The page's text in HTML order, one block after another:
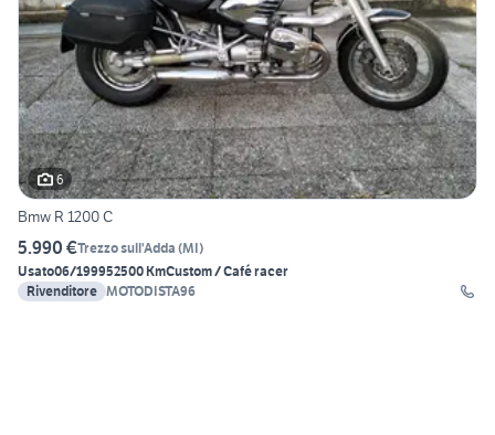
6
Bmw R 1200 C
5.990 €Trezzo sull'Adda (MI)
Usato06/199952500 KmCustom / Café racer
Rivenditore MOTODISTA96